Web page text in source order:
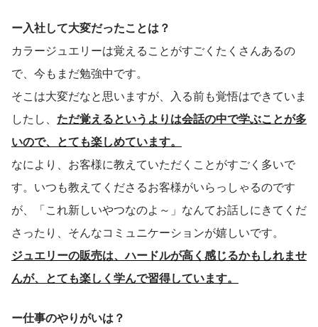
ー入社して大変だったことは？
カラージュエリーは覚えることがすごくたくさんあるの
で、今もまだ勉強中です。
そこは大変だなと思いますが、入る前も覚悟はできていま
したし、 ただ覚えるというよりは会話の中で学ぶことが多
いので、とても楽しめています。
なにより、お客様に教えていただくことがすごく多いで
す。いつも教えてくださるお客様がいらっしゃるのです
が、「これ新しいやつなのよ～」なんてお話しにきてくだ
さったり、そんなコミュニケーションが嬉しいです。
ジュエリーの販売は、ハードルが高く感じるかもしれませ
んが、とても楽しく学んで習得しています。
ー仕事のやりがいは？